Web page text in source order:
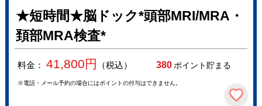
★短時間★脳ドック*頭部MRI/MRA・
頚部MRA検査*
料金： 41,800円 （税込） 380ポイント貯まる
※電話・メール予約の場合にはポイントの付与はできません。